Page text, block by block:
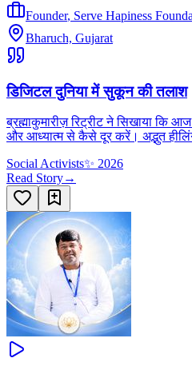
Founder, Serve Hapiness
Bharuch, Gujarat
डिजिटल दुनिया में सुकून की तलाश
ब्रह्माकुमारीज़ रिट्रीट ने सिखाया कि
और आध्यात्म से कैसे दूर करें। अद्भुत
Social Activists✨ 2026
Read Story→